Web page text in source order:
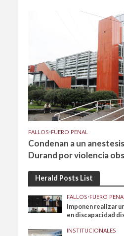
FALLOS•FUERO PENAL
Condenan a un
Durand por violencia
Herald Posts List
FALLOS•FUERO
Imponen realizar
en discapacidad
INSTITUCIONALES